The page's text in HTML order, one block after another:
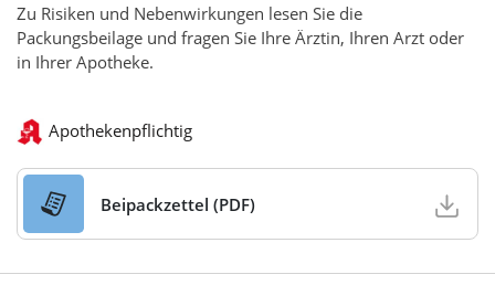
Zu Risiken und Nebenwirkungen lesen Sie die
Packungsbeilage und fragen Sie Ihre Ärztin, Ihren Arzt oder
in Ihrer Apotheke.
Apothekenpflichtig
Beipackzettel (PDF)